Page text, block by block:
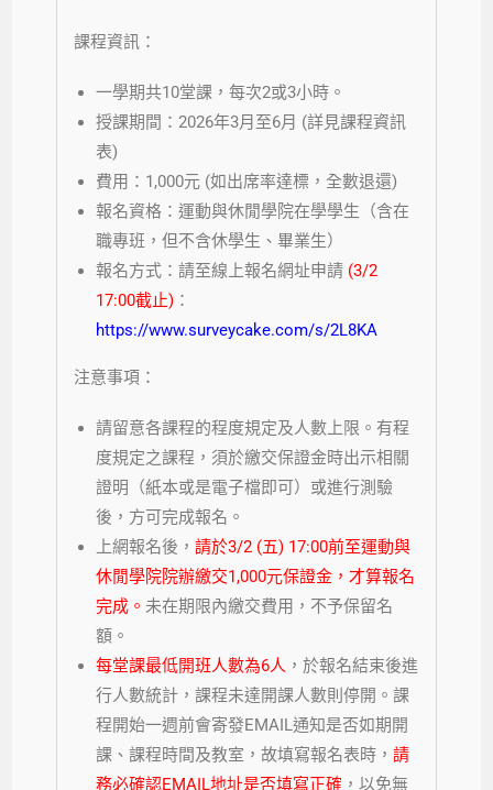
課程資訊：
一學期共10堂課，每次2或3小時。
授課期間：2026年3月至6月 (詳見課程資訊
表)
費用：1,000元 (如出席率達標，全數退還)
報名資格：運動與休閒學院在學學生（含在
職專班，但不含休學生、畢業生）
報名方式：請至線上報名網址申請 (3/2
17:00截止) ：
https://www.surveycake.com/s/2L8KA
注意事項：
請留意各課程的程度規定及人數上限。有程
度規定之課程，須於繳交保證金時出示相關
證明（紙本或是電子檔即可）或進行測驗
後，方可完成報名。
上網報名後，請於3/2 (五) 17:00前至運動與
休閒學院院辦繳交1,000元保證金，才算報名
完成。 未在期限內繳交費用，不予保留名
額。
每堂課最低開班人數為6人 ，於報名結束後進
行人數統計，課程未達開課人數則停開。課
程開始一週前會寄發EMAIL通知是否如期開
課、課程時間及教室，故填寫報名表時，請
務必確認EMAIL地址是否填寫正確 ，以免無